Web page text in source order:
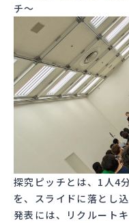
チ～
探究ピッチとは、1人4
を、スライドに落とし
発表には、リクルート